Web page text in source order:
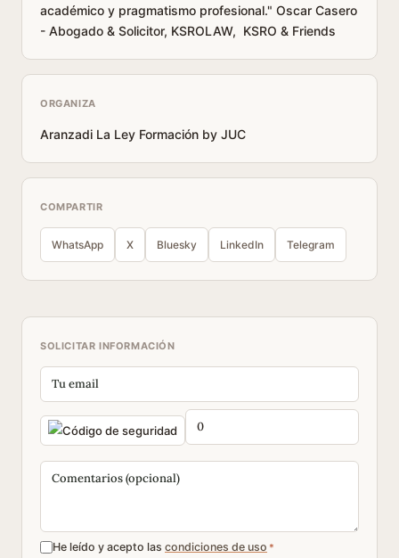
académico y pragmatismo profesional." Oscar Casero
- Abogado & Solicitor, KSROLAW, KSRO & Friends
ORGANIZA
Aranzadi La Ley Formación by JUC
COMPARTIR
WhatsApp X Bluesky LinkedIn Telegram
SOLICITAR INFORMACIÓN
He leído y acepto las condiciones de uso *